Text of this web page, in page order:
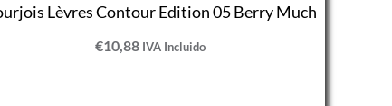
Lèvres Contour Edition 05 Berry Much
€10,88 IVA Incluido